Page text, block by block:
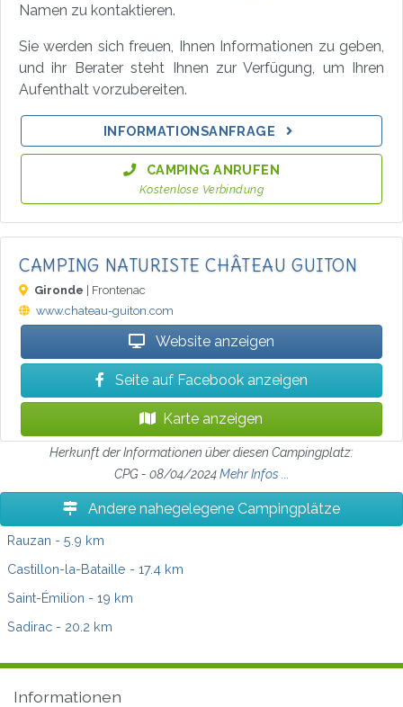
Namen zu kontaktieren.
Sie werden sich freuen, Ihnen Informationen zu geben,
und ihr Berater steht Ihnen zur Verfügung, um Ihren
Aufenthalt vorzubereiten.
INFORMATIONSANFRAGE
CAMPING ANRUFEN
Kostenlose Verbindung
CAMPING NATURISTE CHÂTEAU GUITON
Gironde | Frontenac
www.chateau-guiton.com
Website anzeigen
Seite auf Facebook anzeigen
Karte anzeigen
Herkunft der Informationen über diesen Campingplatz:
CPG - 08/04/2024Mehr Infos ...
Andere nahegelegene Campingplätze
Rauzan - 5.9 km
Castillon-la-Bataille - 17.4 km
Saint-Émilion - 19 km
Sadirac - 20.2 km
Informationen